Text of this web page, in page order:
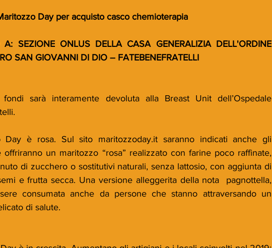
Day per acquisto casco chemioterapia
A: SEZIONE ONLUS DELLA CASA GENERALIZIA DELL'ORDINE
SAN GIOVANNI DI DIO – FATEBENEFRATELLI
sarà interamente devoluta alla Breast Unit dell’Ospedale
Day è rosa. Sul sito maritozzoday.it saranno indicati anche gli
offriranno un maritozzo “rosa” realizzato con farine poco raffinate,
di zucchero o sostitutivi naturali, senza lattosio, con aggiunta di
e frutta secca. Una versione alleggerita della nota  pagnottella,
consumata anche da persone che stanno attraversando un
di salute.